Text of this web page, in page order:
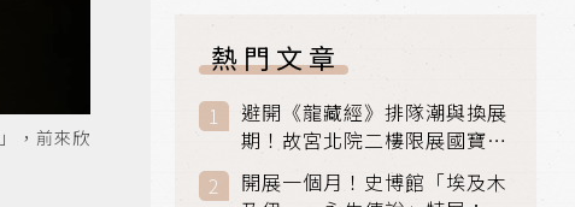
，前來欣
熱門文章
避開《龍藏經》排隊潮與換展
期！故宮北院二樓限展國寶
〈元世祖出獵圖〉、乾隆最愛
「滑冰賽」更精采
開展一個月！史博館「埃及木